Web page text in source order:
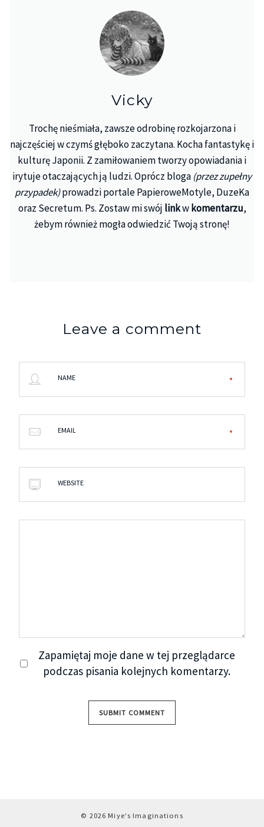
Vicky
Trochę nieśmiała, zawsze odrobinę rozkojarzona i
najczęściej w czymś głęboko zaczytana. Kocha fantastykę i
kulturę Japonii. Z zamiłowaniem tworzy opowiadania i
irytuje otaczających ją ludzi. Oprócz bloga (przez zupełny
przypadek)prowadzi portale PapieroweMotyle, DuzeKa
oraz Secretum. Ps. Zostaw mi swój linkwkomentarzu,
żebym również mogła odwiedzić Twoją stronę!
Leave a comment
NAME
EMAIL
WEBSITE
Zapamiętaj moje dane w tej przeglądarce
podczas pisania kolejnych komentarzy.
© 2026 Miye's Imaginations